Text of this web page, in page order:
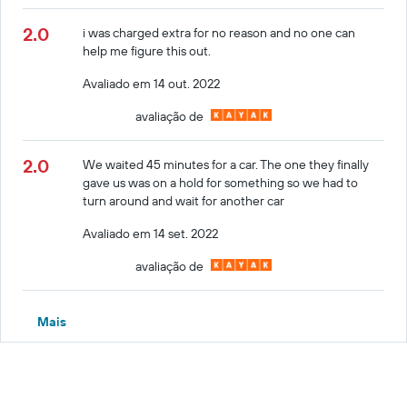
2.0
i was charged extra for no reason and no one can
help me figure this out.
Avaliado em 14 out. 2022
avaliação de
2.0
We waited 45 minutes for a car. The one they finally
gave us was on a hold for something so we had to
turn around and wait for another car
Avaliado em 14 set. 2022
avaliação de
Mais